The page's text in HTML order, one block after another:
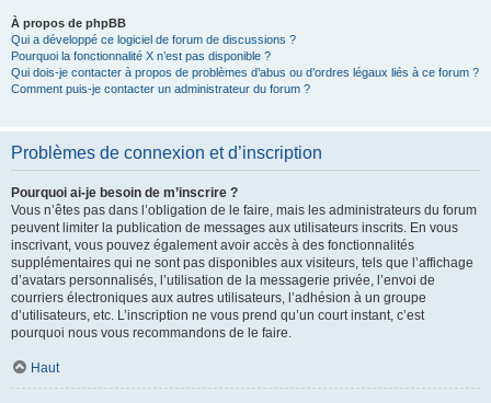
À propos de phpBB
Qui a développé ce logiciel de forum de discussions ?
Pourquoi la fonctionnalité X n’est pas disponible ?
Qui dois-je contacter à propos de problèmes d’abus ou d’ordres légaux liés à ce forum ?
Comment puis-je contacter un administrateur du forum ?
Problèmes de connexion et d’inscription
Pourquoi ai-je besoin de m’inscrire ?
Vous n’êtes pas dans l’obligation de le faire, mais les administrateurs du forum
peuvent limiter la publication de messages aux utilisateurs inscrits. En vous
inscrivant, vous pouvez également avoir accès à des fonctionnalités
supplémentaires qui ne sont pas disponibles aux visiteurs, tels que l’affichage
d’avatars personnalisés, l’utilisation de la messagerie privée, l’envoi de
courriers électroniques aux autres utilisateurs, l’adhésion à un groupe
d’utilisateurs, etc. L’inscription ne vous prend qu’un court instant, c’est
pourquoi nous vous recommandons de le faire.
Haut